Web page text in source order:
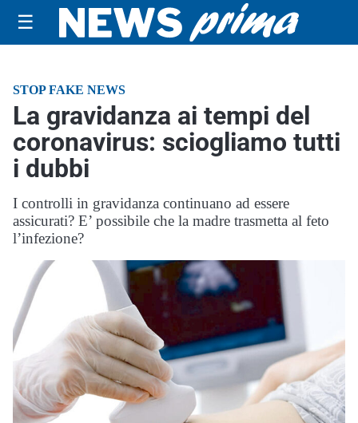
☰
STOP FAKE NEWS
La gravidanza ai tempi del
coronavirus: sciogliamo tutti
i dubbi
I controlli in gravidanza continuano ad essere
assicurati? E’ possibile che la madre trasmetta al feto
l’infezione?